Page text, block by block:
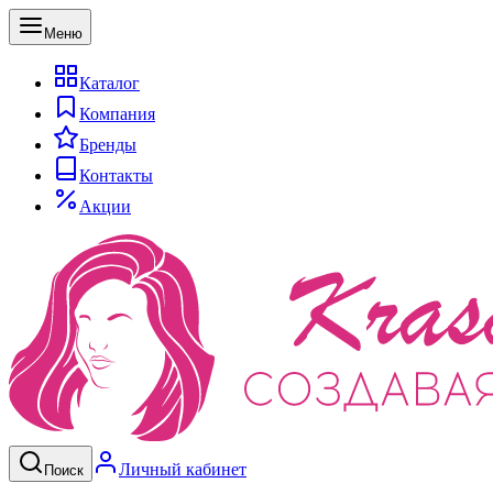
Меню
Каталог
Компания
Бренды
Контакты
Акции
Поиск Личный кабинет